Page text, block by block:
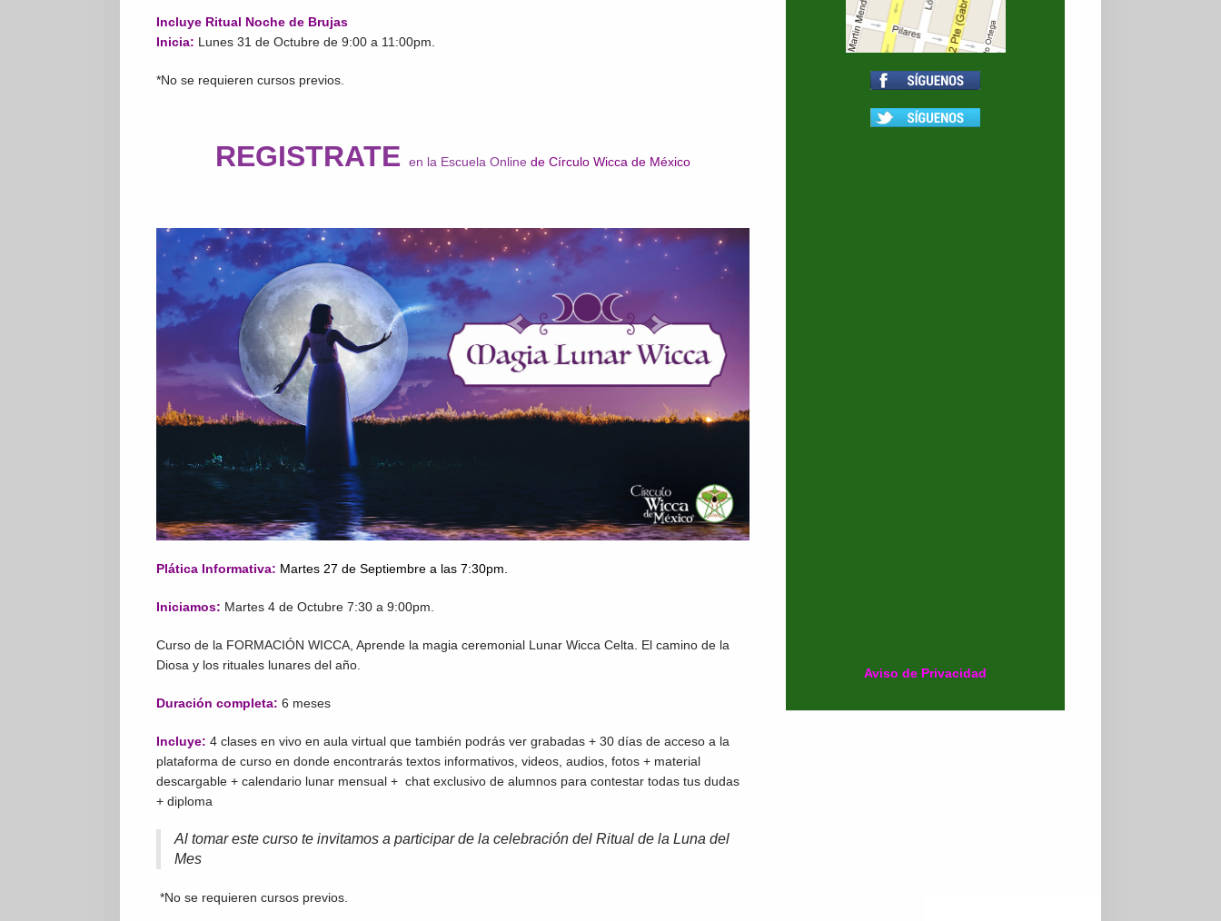
Incluye Ritual Noche de Brujas
Inicia: Lunes 31 de Octubre de 9:00 a 11:00pm.
*No se requieren cursos previos.
REGISTRATE en la Escuela Onlinede Círculo Wicca de México
Plática Informativa: Martes 27 de Septiembre a las 7:30pm.
Iniciamos: Martes 4 de Octubre 7:30 a 9:00pm.
Curso de la FORMACIÓN WICCA, Aprende la magia ceremonial Lunar Wicca Celta. El camino de la
Diosa y los rituales lunares del año.
Duración completa: 6 meses
Incluye: 4 clases en vivo en aula virtual que también podrás ver grabadas + 30 días de acceso a la
plataforma de curso en donde encontrarás textos informativos, videos, audios, fotos + material
descargable + calendario lunar mensual + chat exclusivo de alumnos para contestar todas tus dudas
+ diploma
Al tomar este curso te invitamos a participar de la celebración del Ritual de la Luna del
Mes
*No se requieren cursos previos.
Aviso de Privacidad